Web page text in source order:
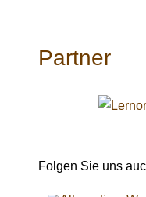
Partner
Folgen Sie uns